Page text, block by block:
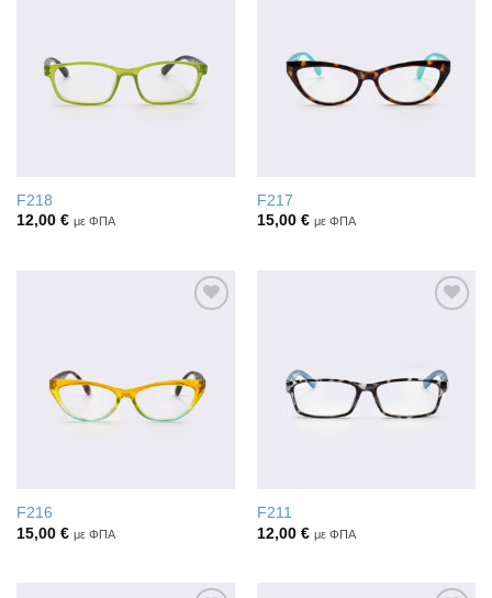
F218
12,00 € με ΦΠΑ
F217
15,00 € με ΦΠΑ
F216
15,00 € με ΦΠΑ
F211
12,00 € με ΦΠΑ